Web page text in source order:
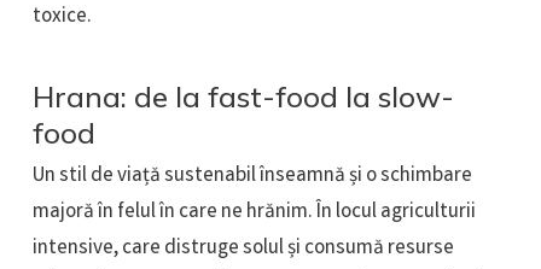
toxice.
Hrana: de la fast-food la slow-
food
Un stil de viață sustenabil înseamnă și o schimbare
majoră în felul în care ne hrănim. În locul agriculturii
intensive, care distruge solul și consumă resurse